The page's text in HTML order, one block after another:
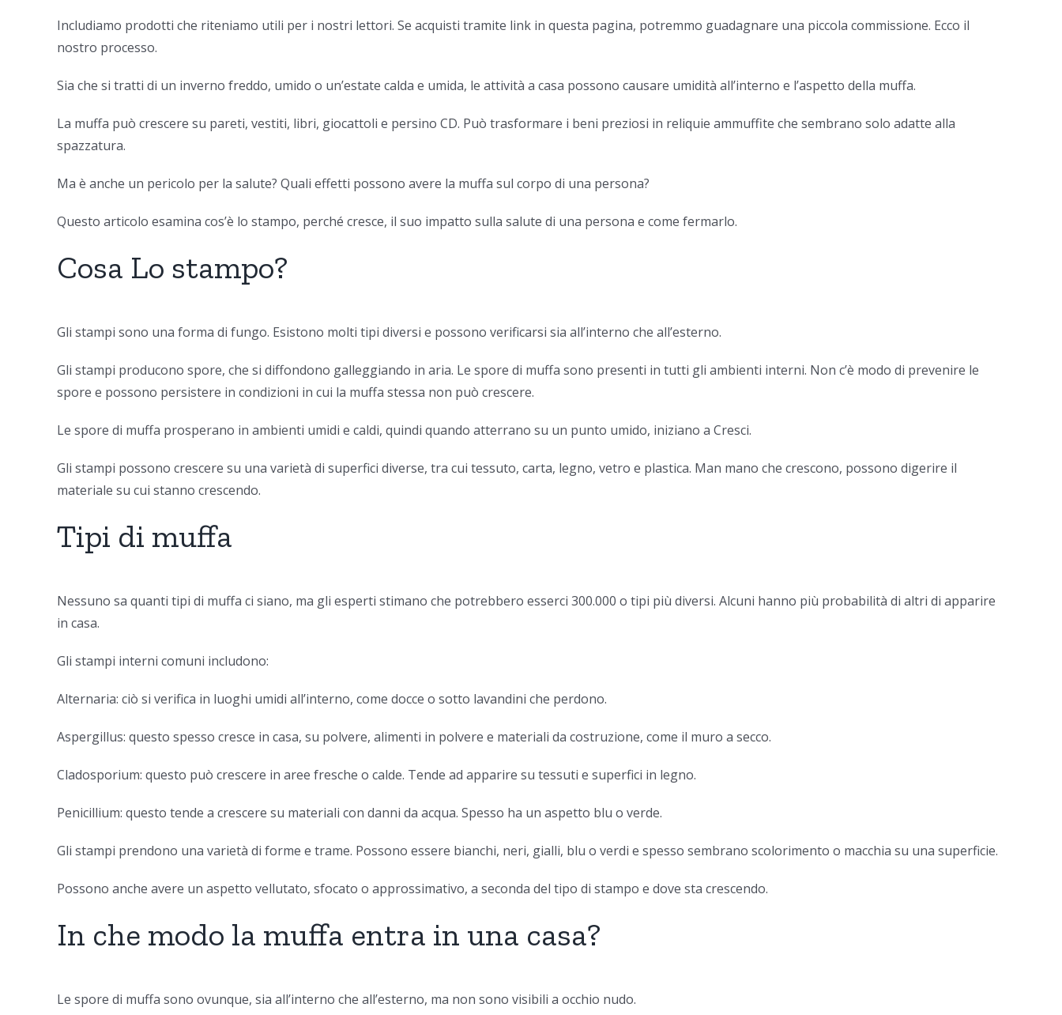
Includiamo prodotti che riteniamo utili per i nostri lettori. Se acquisti tramite link in questa pagina, potremmo guadagnare una piccola commissione. Ecco il
nostro processo.
Sia che si tratti di un inverno freddo, umido o un’estate calda e umida, le attività a casa possono causare umidità all’interno e l’aspetto della muffa.
La muffa può crescere su pareti, vestiti, libri, giocattoli e persino CD. Può trasformare i beni preziosi in reliquie ammuffite che sembrano solo adatte alla
spazzatura.
Ma è anche un pericolo per la salute? Quali effetti possono avere la muffa sul corpo di una persona?
Questo articolo esamina cos’è lo stampo, perché cresce, il suo impatto sulla salute di una persona e come fermarlo.
Cosa Lo stampo?
Gli stampi sono una forma di fungo. Esistono molti tipi diversi e possono verificarsi sia all’interno che all’esterno.
Gli stampi producono spore, che si diffondono galleggiando in aria. Le spore di muffa sono presenti in tutti gli ambienti interni. Non c’è modo di prevenire le
spore e possono persistere in condizioni in cui la muffa stessa non può crescere.
Le spore di muffa prosperano in ambienti umidi e caldi, quindi quando atterrano su un punto umido, iniziano a Cresci.
Gli stampi possono crescere su una varietà di superfici diverse, tra cui tessuto, carta, legno, vetro e plastica. Man mano che crescono, possono digerire il
materiale su cui stanno crescendo.
Tipi di muffa
Nessuno sa quanti tipi di muffa ci siano, ma gli esperti stimano che potrebbero esserci 300.000 o tipi più diversi. Alcuni hanno più probabilità di altri di apparire
in casa.
Gli stampi interni comuni includono:
Alternaria: ciò si verifica in luoghi umidi all’interno, come docce o sotto lavandini che perdono.
Aspergillus: questo spesso cresce in casa, su polvere, alimenti in polvere e materiali da costruzione, come il muro a secco.
Cladosporium: questo può crescere in aree fresche o calde. Tende ad apparire su tessuti e superfici in legno.
Penicillium: questo tende a crescere su materiali con danni da acqua. Spesso ha un aspetto blu o verde.
Gli stampi prendono una varietà di forme e trame. Possono essere bianchi, neri, gialli, blu o verdi e spesso sembrano scolorimento o macchia su una superficie.
Possono anche avere un aspetto vellutato, sfocato o approssimativo, a seconda del tipo di stampo e dove sta crescendo.
In che modo la muffa entra in una casa?
Le spore di muffa sono ovunque, sia all’interno che all’esterno, ma non sono visibili a occhio nudo.